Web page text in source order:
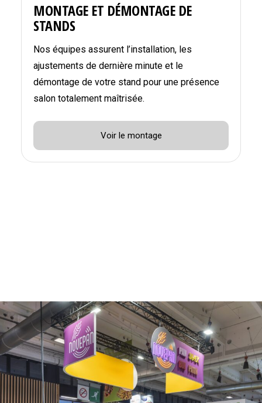
MONTAGE ET DÉMONTAGE DE
STANDS
Nos équipes assurent l’installation, les
ajustements de dernière minute et le
démontage de votre stand pour une présence
salon totalement maîtrisée.
Voir le montage